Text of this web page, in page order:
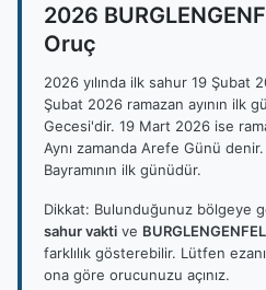
2026
Oruç
2026 yılında ilk sahur 19 Şubat
Şubat 2026 ramazan ayının ilk
Gecesi'dir. 19 Mart 2026 ise
Aynı zamanda Arefe Günü
Bayramının ilk günüdür.
Dikkat: Bulunduğunuz bölgeye
sahur vakti ve
farklılık gösterebilir. Lütfen
ona göre orucunuzu açınız.